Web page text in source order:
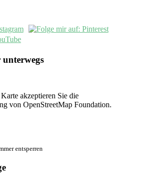
akzeptieren Sie die
von OpenStreetMap Foundation.
entsperren